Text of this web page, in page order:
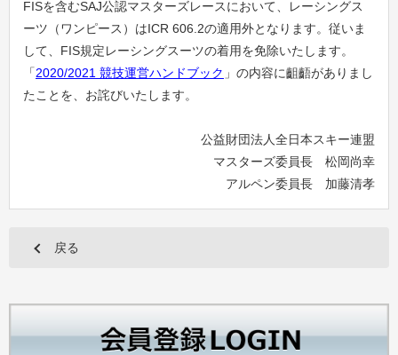
FISを含むSAJ公認マスターズレースにおいて、レーシングス
ーツ（ワンピース）はICR 606.2の適用外となります。従いま
して、FIS規定レーシングスーツの着用を免除いたします。
「2020/2021 競技運営ハンドブック 」の内容に齟齬がありまし
たことを、お詫びいたします。
公益財団法人全日本スキー連盟
マスターズ委員長 松岡尚幸
アルペン委員長 加藤清孝
戻る